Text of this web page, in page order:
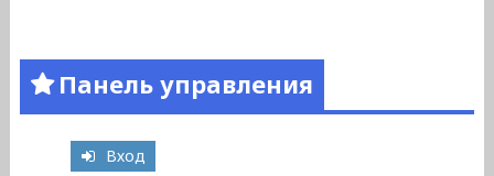
Панель управления
Вход